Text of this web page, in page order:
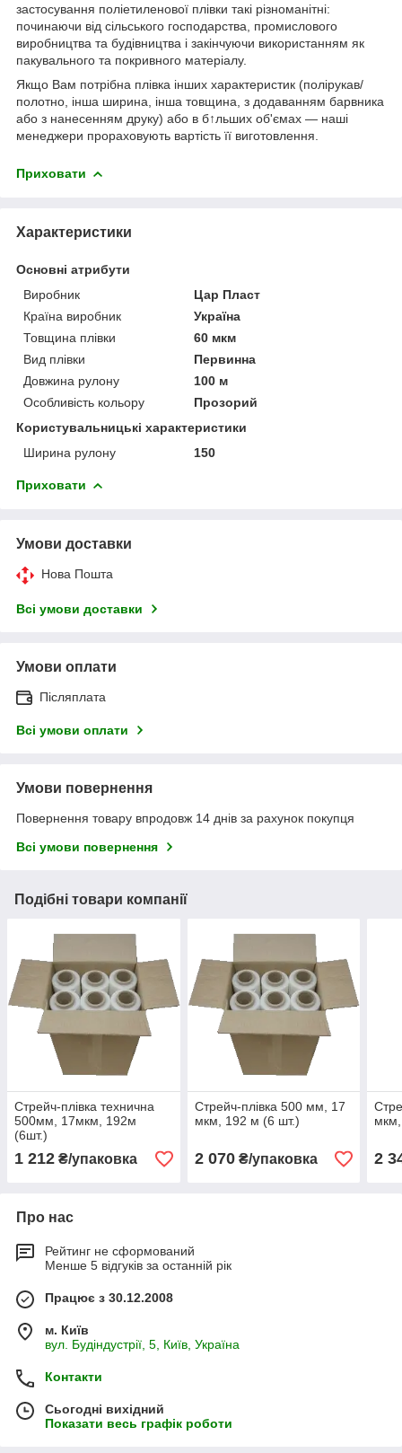
застосування поліетиленової плівки такі різноманітні:
починаючи від сільського господарства, промислового
виробництва та будівництва і закінчуючи використанням як
пакувального та покривного матеріалу.
Якщо Вам потрібна плівка інших характеристик (полірукав/
полотно, інша ширина, інша товщина, з додаванням барвника
або з нанесенням друку) або в б↑льших об'ємах — наші
менеджери прораховують вартість її виготовлення.
Приховати
Характеристики
Основні атрибути
Виробник
Цар Пласт
Країна виробник
Україна
Товщина плівки
60 мкм
Вид плівки
Первинна
Довжина рулону
100 м
Особливість кольору
Прозорий
Користувальницькі характеристики
Ширина рулону
150
Приховати
Умови доставки
Нова Пошта
Всі умови доставки
Умови оплати
Післяплата
Всі умови оплати
Умови повернення
Повернення товару впродовж 14 днів за рахунок покупця
Всі умови повернення
Подібні товари компанії
Стрейч-плівка технична
500мм, 17мкм, 192м
(6шт.)
1 212 ₴/упаковка
Стрейч-плівка 500 мм, 17
мкм, 192 м (6 шт.)
2 070₴/упаковка 2
Про нас
Рейтинг не сформований
Менше 5 відгуків за останній рік
Працює з 30.12.2008
м. Київ
вул. Будіндустрії, 5, Київ, Україна
Контакти
Сьогодні вихідний
Показати весь графік роботи